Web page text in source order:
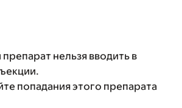
нельзя вводить в
попадания этого препарата